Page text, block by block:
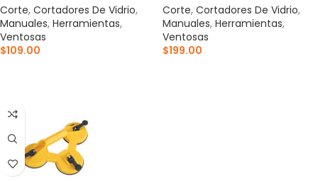
Corte, Cortadores De Vidrio,
Manuales, Herramientas,
Ventosas
$109.00
Corte, Cortadores De Vidrio,
Manuales, Herramientas,
Ventosas
$199.00